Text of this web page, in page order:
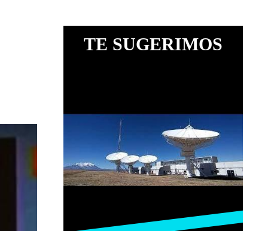
TE SUGERIMOS